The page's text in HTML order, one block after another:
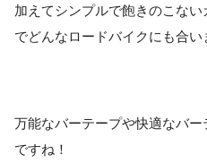
加えてシンプルで飽きのこな
でどんなロードバイクにも合い
万能なバーテープや快適なバ
ですね！